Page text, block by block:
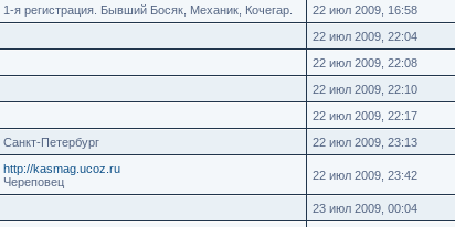
1-я регистрация. Бывший Босяк, Механик, Кочегар.
22 июл 2009, 16:58
22 июл 2009, 22:04
22 июл 2009, 22:08
22 июл 2009, 22:10
22 июл 2009, 22:17
Санкт-Петербург 22 июл 2009, 23:13
http://kasmag.ucoz.ru
Череповец
22 июл 2009, 23:42
23 июл 2009, 00:04